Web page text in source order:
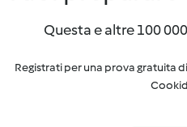
Questa e altre 100
Registrati per una prova gratuita